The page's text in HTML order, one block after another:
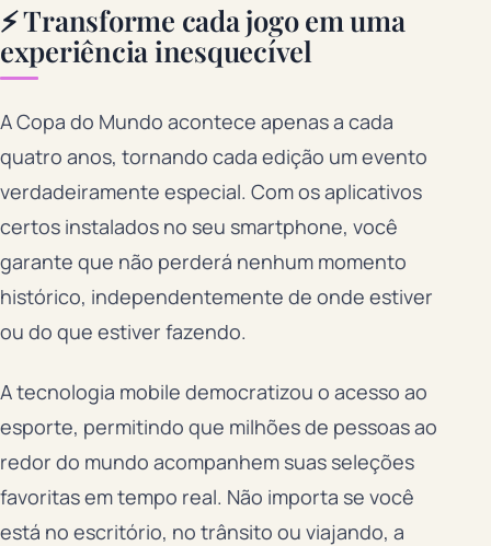
⚡ Transforme cada jogo em uma
experiência inesquecível
A Copa do Mundo acontece apenas a cada
quatro anos, tornando cada edição um evento
verdadeiramente especial. Com os aplicativos
certos instalados no seu smartphone, você
garante que não perderá nenhum momento
histórico, independentemente de onde estiver
ou do que estiver fazendo.
A tecnologia mobile democratizou o acesso ao
esporte, permitindo que milhões de pessoas ao
redor do mundo acompanhem suas seleções
favoritas em tempo real. Não importa se você
está no escritório, no trânsito ou viajando, a